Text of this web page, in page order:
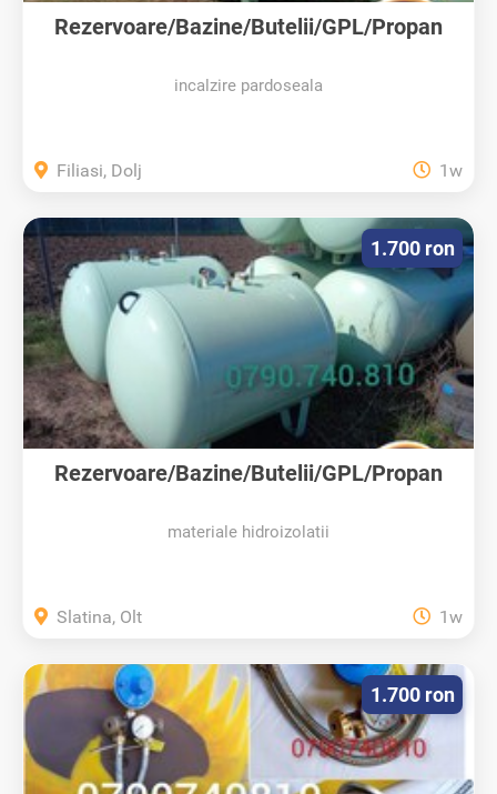
Rezervoare/Bazine/Butelii/GPL/Propan
incalzire pardoseala
Filiasi, Dolj 1w
Rezervoare/Bazine/Butelii/GPL/Propan
materiale hidroizolatii
1.700 ron
Slatina, Olt 1w
1.700 ron